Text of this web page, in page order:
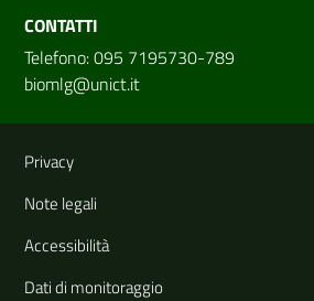
CONTATTI
Telefono: 095 7195730-789
biomlg@unict.it
Link e informazioni utili
Privacy
Note legali
Accessibilità
Dati di monitoraggio